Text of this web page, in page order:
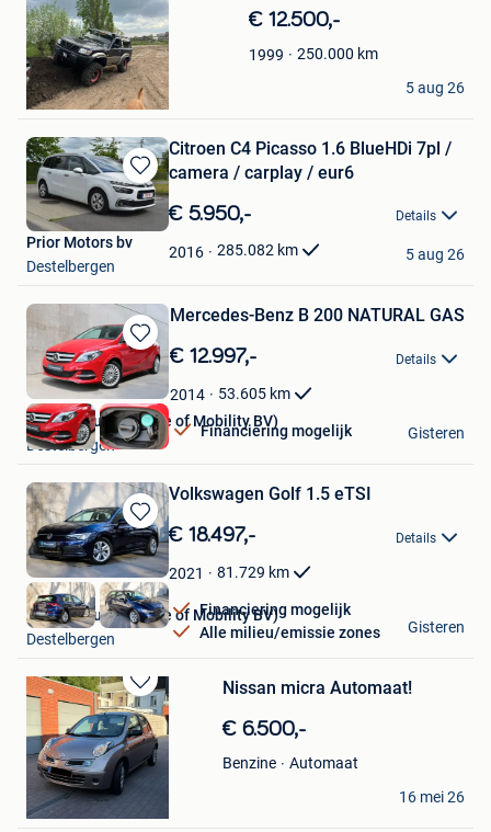
in
Mijn
Favorieten
€ 12.500,-
1999 250.000 km
BONO
Destelbergen
5 aug 26
Bewaren
in
Favorieten
Citroen C4 Picasso 1.6 BlueHDi 7pl /
camera / carplay / eur6
€ 5.950,- Details
2016 285.082 km
Prior Motors bv
Destelbergen
5 aug 26
Bewaren
in
Mijn
Favorieten
Mercedes-Benz B 200 NATURAL GAS
€ 12.997,- Details
2014 53.605 km
Financiering mogelijk
Debersaques (House of Mobility BV)
Destelbergen
Gisteren
Bewaren
in
Mijn
Favorieten
Volkswagen Golf 1.5 eTSI
€ 18.497,- Details
2021 81.729 km
Financiering mogelijk
Alle milieu/emissie zones
Debersaques (House of Mobility BV)
Destelbergen
Gisteren
Bewaren
in
Mijn
Favorieten
Nissan micra Automaat!
€ 6.500,-
Benzine
Automaat
Jakup K
Destelbergen
16 mei 26